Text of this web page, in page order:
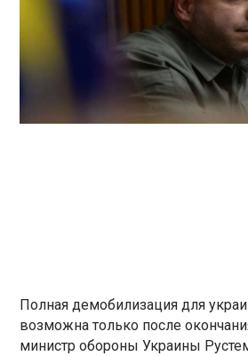
Полная демобилизация для
возможна только после
министр обороны Украины